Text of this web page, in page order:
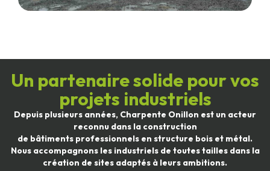
Un partenaire solide pour vos
projets industriels
Depuis plusieurs années, Charpente Onillon est un acteur
reconnu dans la construction
de bâtiments professionnels en structure bois et métal.
Nous accompagnons les industriels de toutes tailles dans la
création de sites adaptés à leurs ambitions.